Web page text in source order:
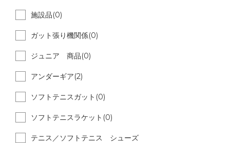
施設品(0)
ガット張り機関係(0)
ジュニア 商品(0)
アンダーギア(2)
ソフトテニスガット(0)
ソフトテニスラケット(0)
テニス／ソフトテニス シューズ